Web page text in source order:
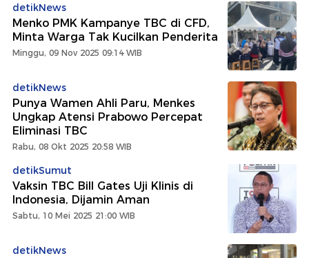
detikNews
Menko PMK Kampanye TBC di CFD,
Minta Warga Tak Kucilkan Penderita
Minggu, 09 Nov 2025 09:14 WIB
detikNews
Punya Wamen Ahli Paru, Menkes
Ungkap Atensi Prabowo Percepat
Eliminasi TBC
Rabu, 08 Okt 2025 20:58 WIB
detikSumut
Vaksin TBC Bill Gates Uji Klinis di
Indonesia, Dijamin Aman
Sabtu, 10 Mei 2025 21:00 WIB
detikNews